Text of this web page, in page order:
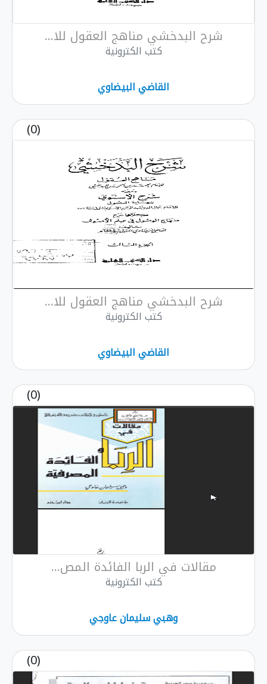
شرح البدخشي مناهج العقول للا...
كتب الكترونية
القاضي البيضاوي
شرح البدخشي مناهج العقول للا...
كتب الكترونية
القاضي البيضاوي
مقالات في الربا الفائدة المص...
كتب الكترونية
وهبي سليمان عاوجي